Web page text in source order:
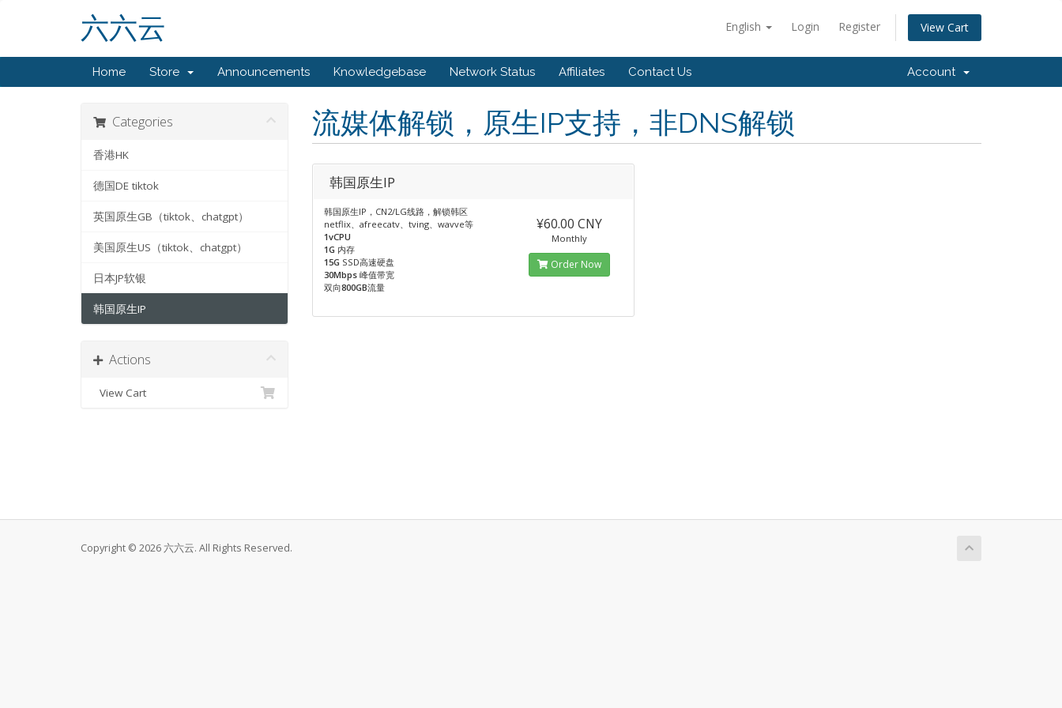
English Login Register View Cart
六六云
Home Store Announcements Knowledgebase Network Status Affiliates Contact Us Account
流媒体解锁，原生IP支持，非DNS解锁
Categories
香港HK
德国DE tiktok
英国原生GB（tiktok、chatgpt）
美国原生US（tiktok、chatgpt）
日本JP软银
韩国原生IP
Actions
View Cart
韩国原生IP
韩国原生IP，CN2/LG线路，解锁韩区
netflix、afreecatv、tving、wavve等
1vCPU
1G 内存
15G SSD高速硬盘
30Mbps峰值带宽
双向800GB流量
¥60.00 CNY
Monthly
Order Now
Copyright © 2026 六六云. All Rights Reserved.